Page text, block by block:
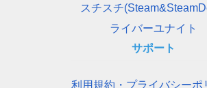
スチスチ
ライバーユナイト
サポート
利用規約・プライバシーポ